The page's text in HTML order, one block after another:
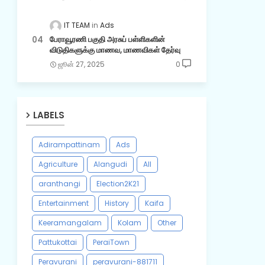
IT TEAM Ads
பேராவூரணி பகுதி அரசுப் பள்ளிகளின்
விடுதிகளுக்கு மாணவ, மாணவிகள் தேர்வு
ஜூன் 27, 2025 0
LABELS
Adirampattinam
Ads
Agriculture
Alangudi
All
aranthangi
Election2K21
Entertainment
History
Kaifa
Keeramangalam
Kolam
Other
Pattukottai
PeraiTown
Peravurani
peravurani-881711